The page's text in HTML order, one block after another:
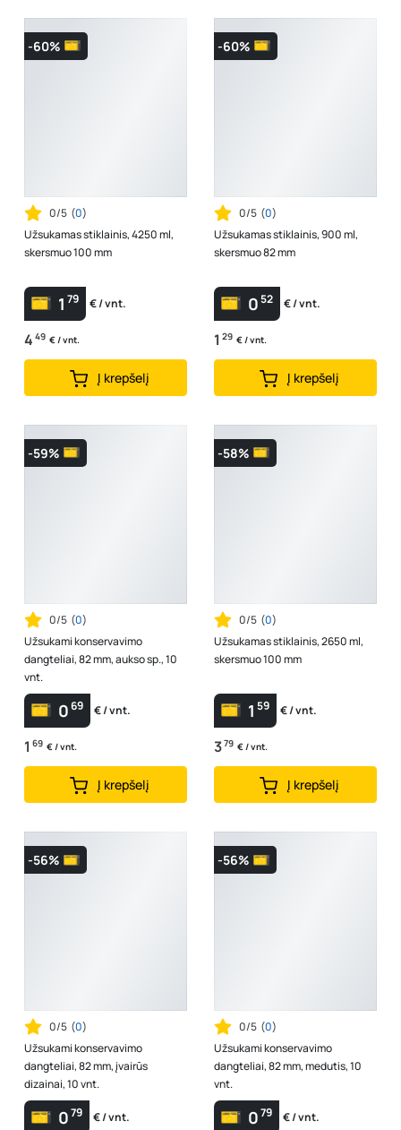
-60%
0/5 (0)
Užsukamas stiklainis, 4250 ml,
skersmuo 100 mm
1 79 € / vnt.
4 49 € / vnt.
Į krepšelį
-60%
0/5 (0)
Užsukamas stiklainis, 900 ml,
skersmuo 82 mm
052 € / vnt.
1 29 € / vnt.
Į krepšelį
-59%
0/5 (0)
Užsukami konservavimo
dangteliai, 82 mm, aukso sp., 10
vnt.
069 € / vnt.
1 69 € / vnt.
Į krepšelį
-58%
0/5 (0)
Užsukamas stiklainis, 2650 ml,
skersmuo 100 mm
1 59 € / vnt.
379 € / vnt.
Į krepšelį
-56%
0/5 (0)
Užsukami konservavimo
dangteliai, 82 mm, įvairūs
dizainai, 10 vnt.
079 € / vnt.
-56%
0/5 (0)
Užsukami konservavimo
dangteliai, 82 mm, medutis, 10
vnt.
079 € / vnt.